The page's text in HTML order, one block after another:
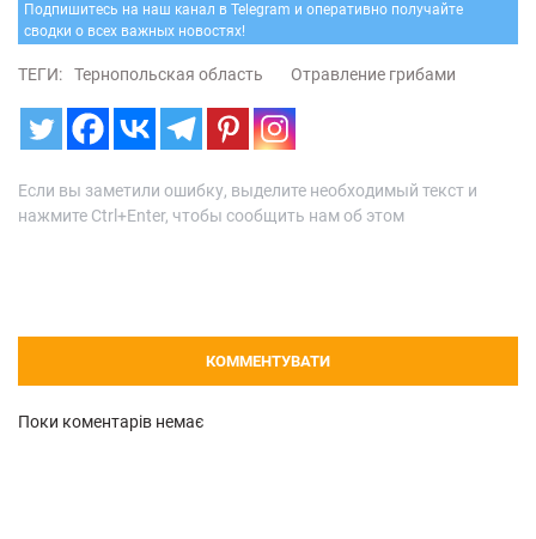
Подпишитесь на наш канал в Telegram и оперативно получайте
сводки о всех важных новостях!
ТЕГИ: Тернопольская область Отравление грибами
Если вы заметили ошибку, выделите необходимый текст и
нажмите Ctrl+Enter, чтобы сообщить нам об этом
КОММЕНТУВАТИ
Поки коментарів немає